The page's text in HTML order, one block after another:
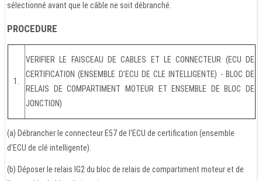
sélectionné avant que le câble ne soit débranché.
PROCEDURE
1.
VERIFIER LE FAISCEAU DE CABLES ET LE CONNECTEUR (ECU DE
CERTIFICATION (ENSEMBLE D'ECU DE CLE INTELLIGENTE) - BLOC DE
RELAIS DE COMPARTIMENT MOTEUR ET ENSEMBLE DE BLOC DE
JONCTION)
(a) Débrancher le connecteur E57 de l'ECU de certification (ensemble
d'ECU de clé intelligente).
(b) Déposer le relais IG2 du bloc de relais de compartiment moteur et de